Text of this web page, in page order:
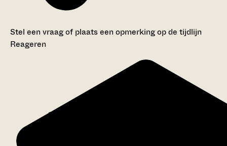
Stel een vraag of plaats een opmerking op de tijdlijn
Reageren